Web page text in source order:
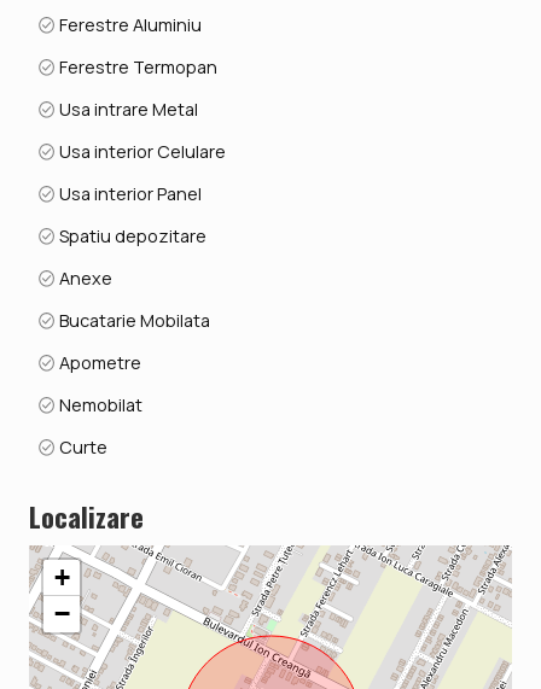
Ferestre Aluminiu
Ferestre Termopan
Usa intrare Metal
Usa interior Celulare
Usa interior Panel
Spatiu depozitare
Anexe
Bucatarie Mobilata
Apometre
Nemobilat
Curte
Localizare
+
−